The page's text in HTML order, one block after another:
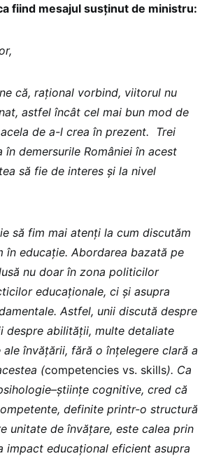
fiind mesajul susținut de ministru:
că, rațional vorbind, viitorul nu
astfel încât cel mai bun mod de
de a-l crea în prezent. Trei
în demersurile României în acest
să fie de interes și la nivel
să fim mai atenți la cum discutăm
în educație. Abordarea bazată pe
nu doar în zona politicilor
educaționale, ci și asupra
Astfel, unii discută despre
despre abilității, multe detaliate
învățării, fără o înțelegere clară a
(competencies vs. skills). Ca
cognitive, cred că
definite printr-o structură
unitate de învățare, este calea prin
impact educațional eficient asupra